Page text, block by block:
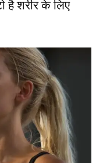
है शरीर के लिए